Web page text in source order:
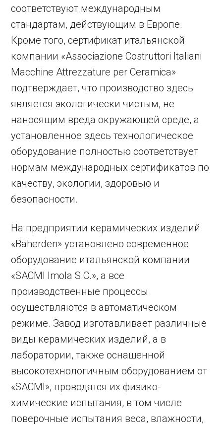
соответствуют международным
стандартам, действующим в Европе.
Кроме того, сертификат итальянской
компании «Associazione Costruttori Italiani
Macchine Attrezzature per Ceramica»
подтверждает, что производство здесь
является экологически чистым, не
наносящим вреда окружающей среде, а
установленное здесь технологическое
оборудование полностью соответствует
нормам международных сертификатов по
качеству, экологии, здоровью и
безопасности.
На предприятии керамических изделий
«Bäherden» установлено современное
оборудование итальянской компании
«SACMI Imola S.C.», а все
производственные процессы
осуществляются в автоматическом
режиме. Завод изготавливает различные
виды керамических изделий, а в
лаборатории, также оснащенной
высокотехнологичным оборудованием от
«SAСMI», проводятся их физико-
химические испытания, в том числе
поверочные испытания веса, влажности,